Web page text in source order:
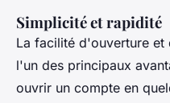
Simplicité et rapidité
La facilité d'ouverture
l'un des principaux
ouvrir un compte en